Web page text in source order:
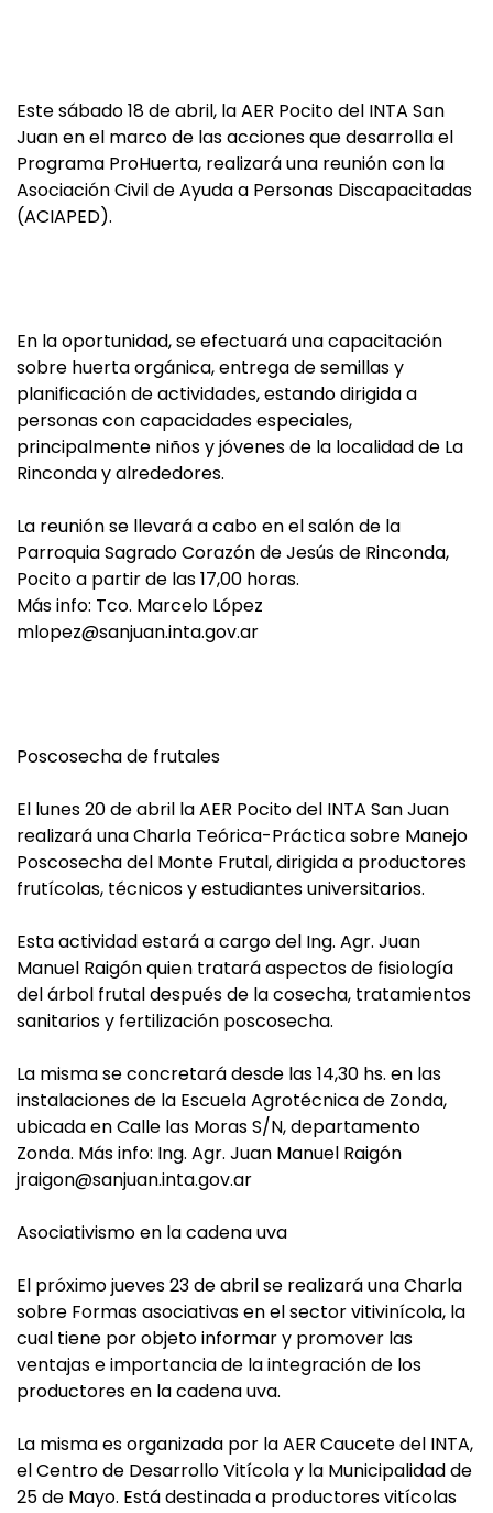
Este sábado 18 de abril, la AER Pocito del INTA San
Juan en el marco de las acciones que desarrolla el
Programa ProHuerta, realizará una reunión con la
Asociación Civil de Ayuda a Personas Discapacitadas
(ACIAPED).
En la oportunidad, se efectuará una capacitación
sobre huerta orgánica, entrega de semillas y
planificación de actividades, estando dirigida a
personas con capacidades especiales,
principalmente niños y jóvenes de la localidad de La
Rinconda y alrededores.
La reunión se llevará a cabo en el salón de la
Parroquia Sagrado Corazón de Jesús de Rinconda,
Pocito a partir de las 17,00 horas.
Más info: Tco. Marcelo López
mlopez@sanjuan.inta.gov.ar
Poscosecha de frutales
El lunes 20 de abril la AER Pocito del INTA San Juan
realizará una Charla Teórica-Práctica sobre Manejo
Poscosecha del Monte Frutal, dirigida a productores
frutícolas, técnicos y estudiantes universitarios.
Esta actividad estará a cargo del Ing. Agr. Juan
Manuel Raigón quien tratará aspectos de fisiología
del árbol frutal después de la cosecha, tratamientos
sanitarios y fertilización poscosecha.
La misma se concretará desde las 14,30 hs. en las
instalaciones de la Escuela Agrotécnica de Zonda,
ubicada en Calle las Moras S/N, departamento
Zonda. Más info: Ing. Agr. Juan Manuel Raigón
jraigon@sanjuan.inta.gov.ar
Asociativismo en la cadena uva
El próximo jueves 23 de abril se realizará una Charla
sobre Formas asociativas en el sector vitivinícola, la
cual tiene por objeto informar y promover las
ventajas e importancia de la integración de los
productores en la cadena uva.
La misma es organizada por la AER Caucete del INTA,
el Centro de Desarrollo Vitícola y la Municipalidad de
25 de Mayo. Está destinada a productores vitícolas